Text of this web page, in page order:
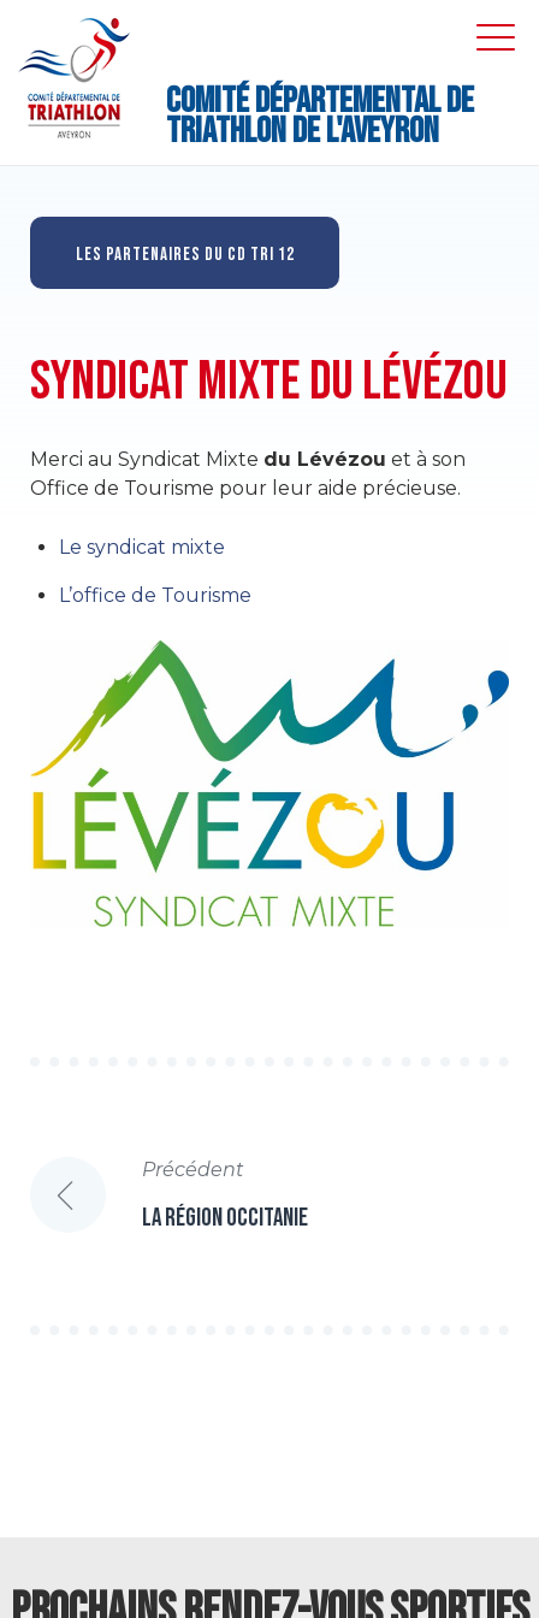
content
Comité Départemental de
Triathlon de l'Aveyron
LES PARTENAIRES DU CD TRI 12
SYNDICAT MIXTE DU LÉVÉZOU
Merci au Syndicat Mixte du Lévézou et à son
Office de Tourisme pour leur aide précieuse.
Le syndicat mixte
L’office de Tourisme
NAVIGATIONPrécédent
La région Occitanie